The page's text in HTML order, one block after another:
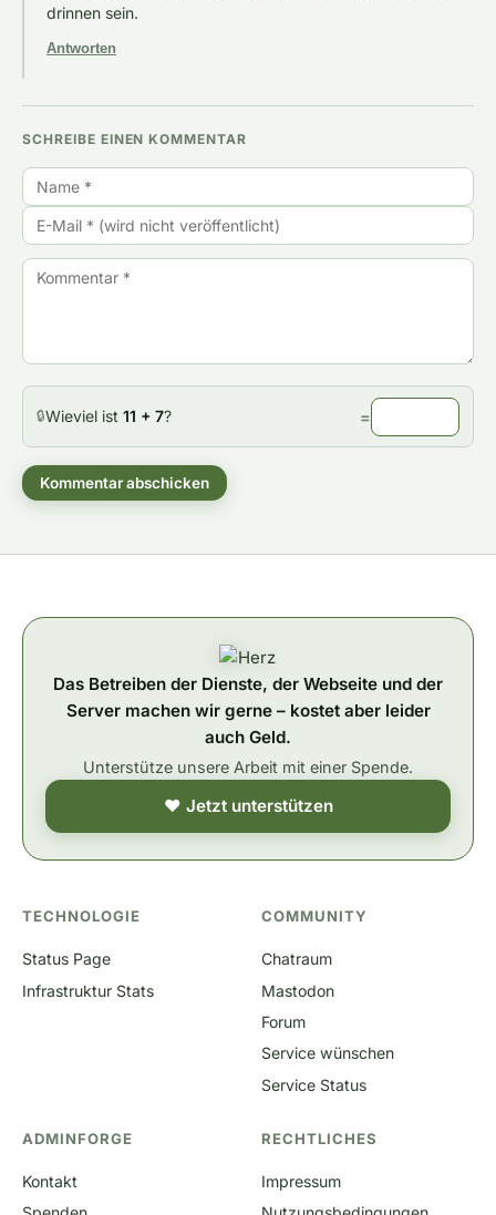
drinnen sein.
Antworten
SCHREIBE EINEN KOMMENTAR
🔒Wieviel ist 11 + 7? =
Kommentar abschicken
Das Betreiben der Dienste, der Webseite und der
Server machen wir gerne – kostet aber leider
auch Geld.
Unterstütze unsere Arbeit mit einer Spende.
❤ Jetzt unterstützen
TECHNOLOGIE
Status Page
Infrastruktur Stats
COMMUNITY
Chatraum
Mastodon
Forum
Service wünschen
Service Status
ADMINFORGE
Kontakt
RECHTLICHES
Impressum